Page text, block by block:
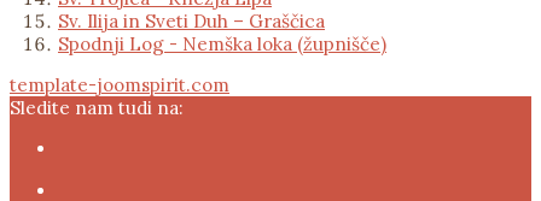
Sv. Ilija in Sveti Duh – Graščica
Spodnji Log - Nemška loka (župnišče)
template-joomspirit.com
Sledite nam tudi na: